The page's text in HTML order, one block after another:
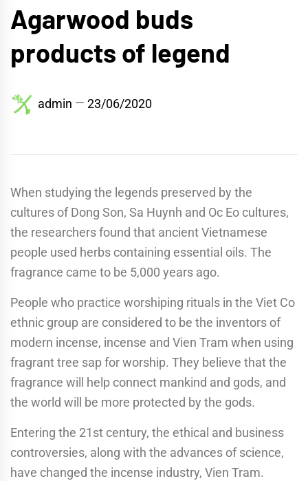
Agarwood buds
products of legend
admin 23/06/2020
When studying the legends preserved by the
cultures of Dong Son, Sa Huynh and Oc Eo cultures,
the researchers found that ancient Vietnamese
people used herbs containing essential oils. The
fragrance came to be 5,000 years ago.
People who practice worshiping rituals in the Viet Co
ethnic group are considered to be the inventors of
modern incense, incense and Vien Tram when using
fragrant tree sap for worship. They believe that the
fragrance will help connect mankind and gods, and
the world will be more protected by the gods.
Entering the 21st century, the ethical and business
controversies, along with the advances of science,
have changed the incense industry, Vien Tram.